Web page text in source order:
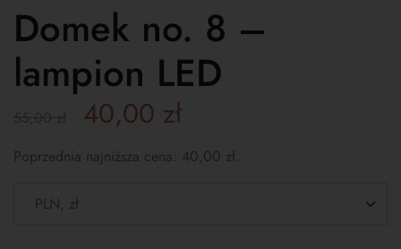
Domek no. 8 –
lampion LED
40,00 zł
Poprzednia najniższa cena: 40,00 zł.